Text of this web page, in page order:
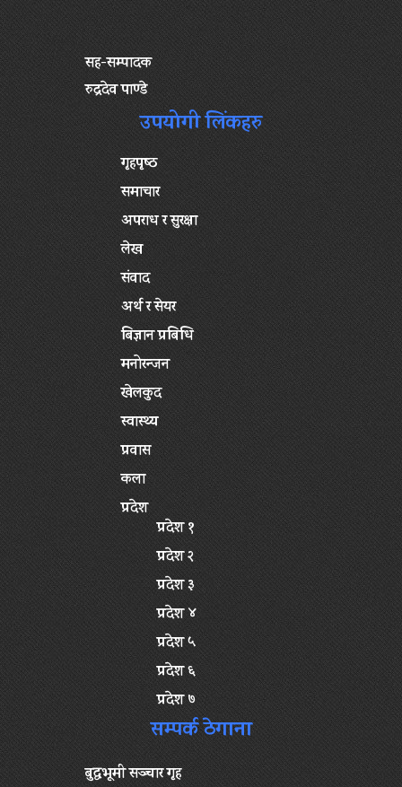
सह-सम्पादक
रुद्रदेव पाण्डे
उपयोगी लिंकहरु
गृहपृष्‍ठ
समाचार
अपराध र सुरक्षा
लेख
संवाद
अर्थ र सेयर
बिज्ञान प्रबिधि
मनोरन्जन
खेलकुद
स्वास्थ्य
प्रवास
कला
प्रदेश
प्रदेश १
प्रदेश २
प्रदेश ३
प्रदेश ४
प्रदेश ५
प्रदेश ६
प्रदेश ७
सम्पर्क ठेगाना
बुद्धभूमी सञ्चार गृह